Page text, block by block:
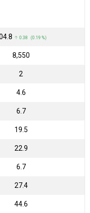
↑ 0.38 (0.19 %)
₹8,550
2
4.6
6.7
19.5
22.9
6.7
27.4
44.6